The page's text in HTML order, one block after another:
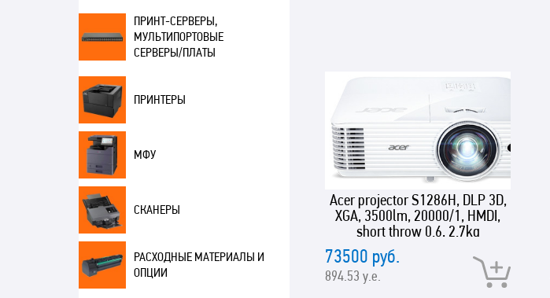
ПРИНТ-СЕРВЕРЫ,
МУЛЬТИПОРТОВЫЕ
СЕРВЕРЫ/ПЛАТЫ
ПРИНТЕРЫ
МФУ
СКАНЕРЫ
РАСХОДНЫЕ МАТЕРИАЛЫ И
ОПЦИИ
Acer projector S1286H, DLP 3D,
XGA, 3500lm, 20000/1, HMDI,
short throw 0.6, 2.7kg
73500 руб.
894.53 у.е.